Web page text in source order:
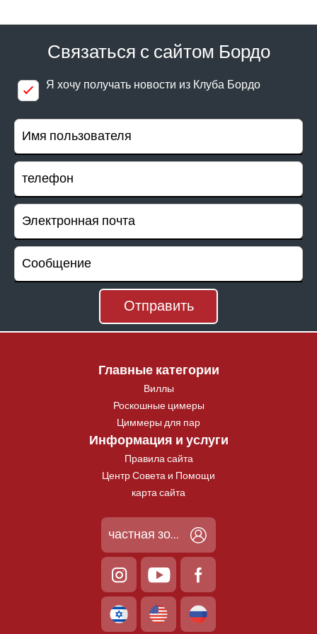
Связаться с сайтом Бордо
Я хочу получать новости из Клуба Бордо
Главные категории
Виллы
Роскошные цимеры
Циммеры для пар
Информация и услуги
Правила сайта
Центр Совета и Помощи
карта сайта
частная зона